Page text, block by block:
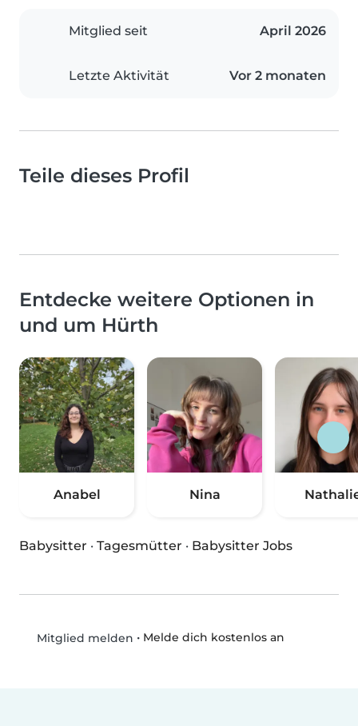
Mitglied seit April 2026
Letzte Aktivität Vor 2 monaten
Teile dieses Profil
Entdecke weitere Optionen in
und um Hürth
Anabel Nina
Babysitter · Tagesmütter · Babysitter Jobs
Mitglied melden • Melde dich kostenlos an